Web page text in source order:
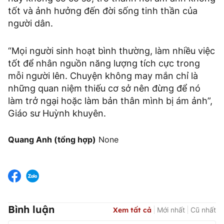
tốt và ảnh hưởng đến đời sống tinh thần của
người dân.
“Mọi người sinh hoạt bình thường, làm nhiều việc
tốt để nhân nguồn năng lượng tích cực trong
mỗi người lên. Chuyện không may mắn chỉ là
những quan niệm thiếu cơ sở nên đừng để nó
làm trở ngại hoặc làm bản thân mình bị ám ảnh”,
Giáo sư Huỳnh khuyên.
Quang Anh (tổng hợp) None
Bình luận Xem tất cả Mới nhất Cũ nhất